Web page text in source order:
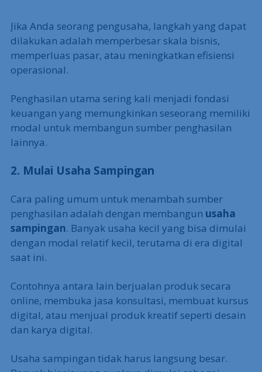
Jika Anda seorang pengusaha, langkah yang dapat
dilakukan adalah memperbesar skala bisnis,
memperluas pasar, atau meningkatkan efisiensi
operasional.
Penghasilan utama sering kali menjadi fondasi
keuangan yang memungkinkan seseorang memiliki
modal untuk membangun sumber penghasilan
lainnya.
2. Mulai Usaha Sampingan
Cara paling umum untuk menambah sumber
penghasilan adalah dengan membangun usaha
sampingan. Banyak usaha kecil yang bisa dimulai
dengan modal relatif kecil, terutama di era digital
saat ini.
Contohnya antara lain berjualan produk secara
online, membuka jasa konsultasi, membuat kursus
digital, atau menjual produk kreatif seperti desain
dan karya digital.
Usaha sampingan tidak harus langsung besar.